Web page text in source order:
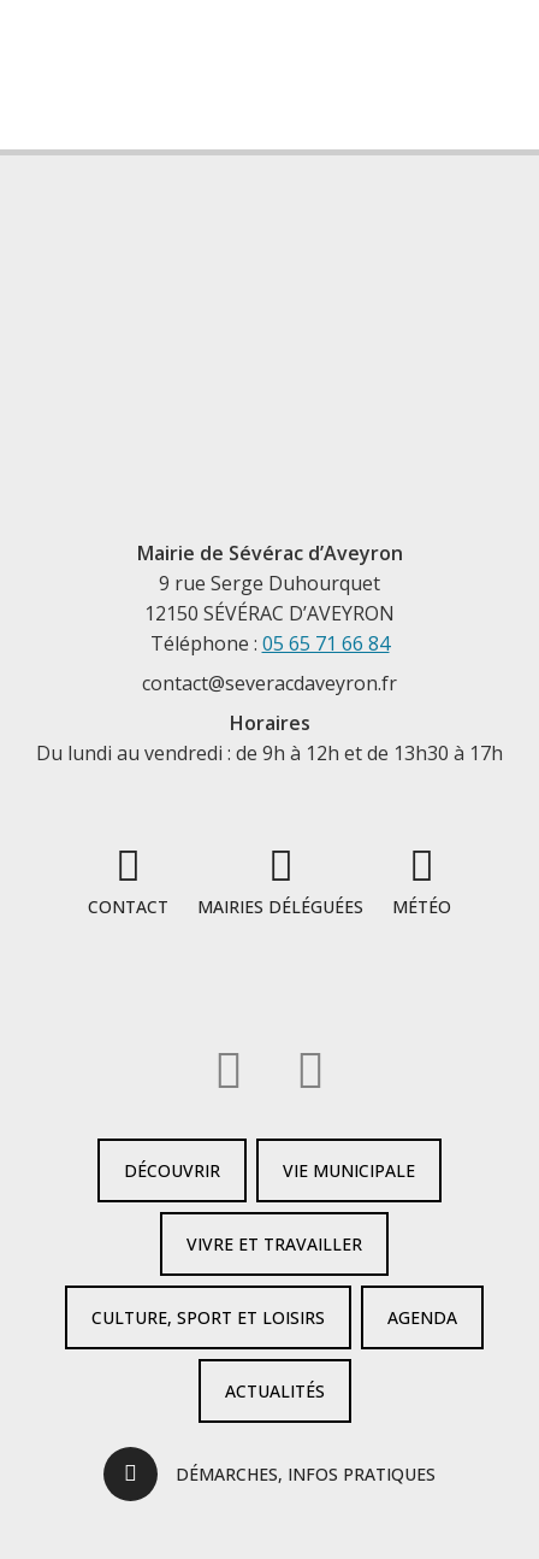
Mairie de Sévérac d’Aveyron
9 rue Serge Duhourquet
12150 SÉVÉRAC D’AVEYRON
Téléphone : 05 65 71 66 84
contact@severacdaveyron.fr
Horaires
Du lundi au vendredi : de 9h à 12h et de 13h30 à 17h
CONTACT MAIRIES DÉLÉGUÉES MÉTÉO
DÉCOUVRIR VIE MUNICIPALE
VIVRE ET TRAVAILLER
CULTURE, SPORT ET LOISIRS AGENDA
ACTUALITÉS
DÉMARCHES, INFOS PRATIQUES